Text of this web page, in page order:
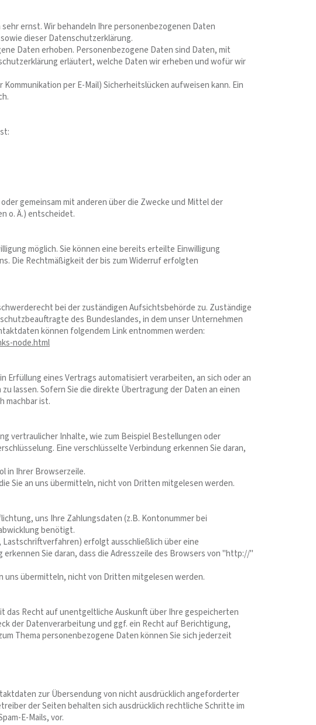
ernst. Wir behandeln Ihre personenbezogenen Daten
dieser Datenschutzerklärung.
Daten erhoben. Personenbezogene Daten sind Daten, mit
erläutert, welche Daten wir erheben und wofür wir
per E-Mail) Sicherheitslücken aufweisen kann. Ein
gemeinsam mit anderen über die Zwecke und Mittel der
o. Ä.) entscheidet.
möglich. Sie können eine bereits erteilte Einwilligung
Die Rechtmäßigkeit der bis zum Widerruf erfolgten
bei der zuständigen Aufsichtsbehörde zu. Zuständige
des Bundeslandes, in dem unser Unternehmen
können folgendem Link entnommen werden:
node.html
Erfüllung eines Vertrags automatisiert verarbeiten, an sich oder an
lassen. Sofern Sie die direkte Übertragung der Daten an einen
machbar ist.
vertraulicher Inhalte, wie zum Beispiel Bestellungen oder
Eine verschlüsselte Verbindung erkennen Sie daran,
in Ihrer Browserzeile.
Sie an uns übermitteln, nicht von Dritten mitgelesen werden.
uns Ihre Zahlungsdaten (z.B. Kontonummer bei
benötigt.
Lastschriftverfahren) erfolgt ausschließlich über eine
Sie daran, dass die Adresszeile des Browsers von "http://"
uns übermitteln, nicht von Dritten mitgelesen werden.
das Recht auf unentgeltliche Auskunft über Ihre gespeicherten
der Datenverarbeitung und ggf. ein Recht auf Berichtigung,
Thema personenbezogene Daten können Sie sich jederzeit
zur Übersendung von nicht ausdrücklich angeforderter
der Seiten behalten sich ausdrücklich rechtliche Schritte im
E-Mails, vor.